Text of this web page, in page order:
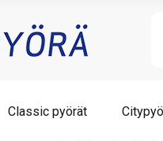
Classic pyörät